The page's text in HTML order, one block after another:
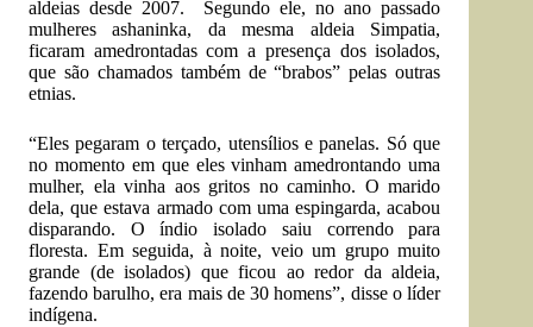
aldeias desde 2007. Segundo ele, no ano passado
mulheres ashaninka, da mesma aldeia Simpatia,
ficaram amedrontadas com a presença dos isolados,
que são chamados também de “brabos” pelas outras
etnias.
“Eles pegaram o terçado, utensílios e panelas. Só que
no momento em que eles vinham amedrontando uma
mulher, ela vinha aos gritos no caminho. O marido
dela, que estava armado com uma espingarda, acabou
disparando. O índio isolado saiu correndo para
floresta. Em seguida, à noite, veio um grupo muito
grande (de isolados) que ficou ao redor da aldeia,
fazendo barulho, era mais de 30 homens”, disse o líder
indígena.